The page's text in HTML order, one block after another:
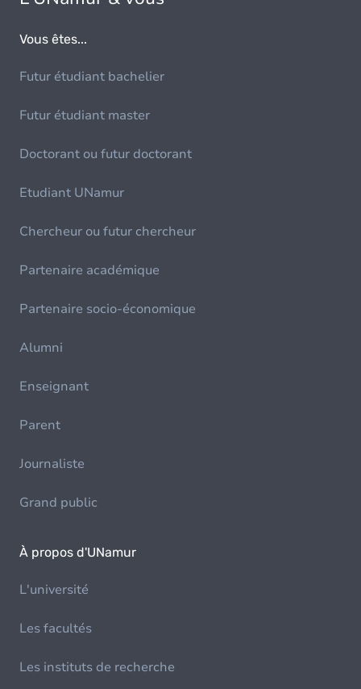
Vous êtes...
Futur étudiant bachelier
Futur étudiant master
Doctorant ou futur doctorant
Etudiant UNamur
Chercheur ou futur chercheur
Partenaire académique
Partenaire socio-économique
Alumni
Enseignant
Parent
Journaliste
Grand public
À propos d'UNamur
L'université
Les facultés
Les instituts de recherche